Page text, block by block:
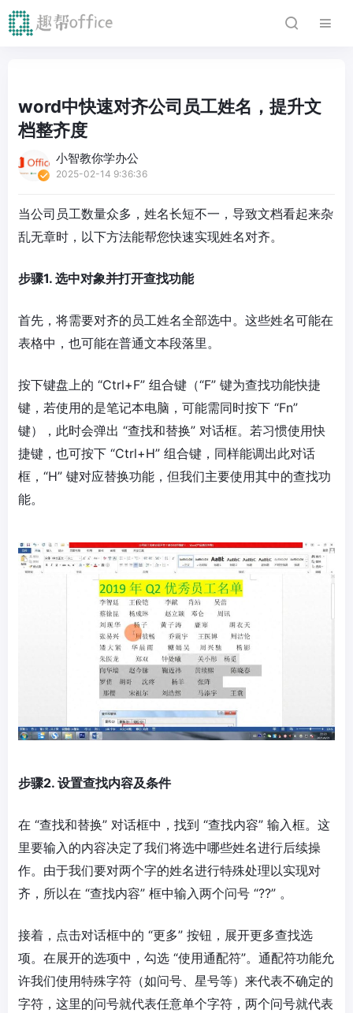
word中快速对齐公司员工姓名，提升文
档整齐度
小智教你学办公
2025-02-14 9:36:36
当公司员工数量众多，姓名长短不一，导致文档看起来杂
乱无章时，以下方法能帮您快速实现姓名对齐。
步骤1. 选中对象并打开查找功能
首先，将需要对齐的员工姓名全部选中。这些姓名可能在
表格中，也可能在普通文本段落里。
按下键盘上的 “Ctrl+F” 组合键（“F” 键为查找功能快捷
键，若使用的是笔记本电脑，可能需同时按下 “Fn”
键），此时会弹出 “查找和替换” 对话框。若习惯使用快
捷键，也可按下 “Ctrl+H” 组合键，同样能调出此对话
框，“H” 键对应替换功能，但我们主要使用其中的查找功
能。
步骤2. 设置查找内容及条件
在 “查找和替换” 对话框中，找到 “查找内容” 输入框。这
里要输入的内容决定了我们将选中哪些姓名进行后续操
作。由于我们要对两个字的姓名进行特殊处理以实现对
齐，所以在 “查找内容” 框中输入两个问号 “??” 。
接着，点击对话框中的 “更多” 按钮，展开更多查找选
项。在展开的选项中，勾选 “使用通配符”。通配符功能允
许我们使用特殊字符（如问号、星号等）来代表不确定的
字符，这里的问号就代表任意单个字符，两个问号就代表